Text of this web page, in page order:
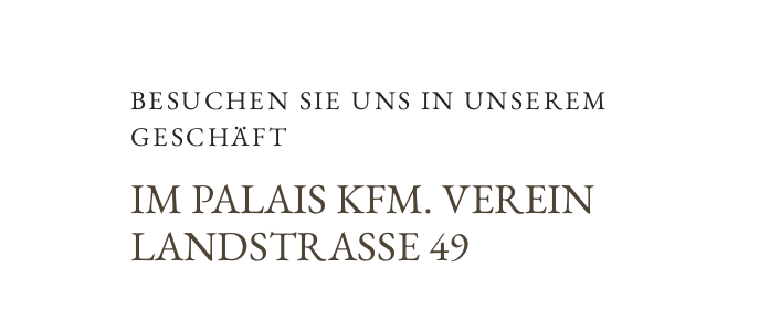
BESUCHEN SIE UNS IN UNSEREM
GESCHÄFT
IM PALAIS KFM. VEREIN
LANDSTRASSE 49